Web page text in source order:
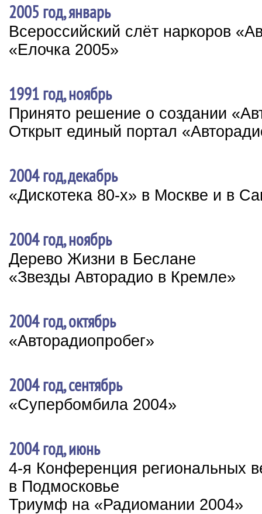
2005 год, январь
Всероссийский слёт наркоров
«Елочка 2005»
1991 год, ноябрь
Принято решение о создании
Открыт единый портал
2004 год, декабрь
«Дискотека 80-х» в Москве и в
2004 год, ноябрь
Дерево Жизни в Беслане
«Звезды Авторадио в Кремле»
2004 год, октябрь
«Авторадиопробег»
2004 год, сентябрь
«Супербомбила 2004»
2004 год, июнь
4-я Конференция региональных
в Подмосковье
Триумф на «Радиомании 2004»